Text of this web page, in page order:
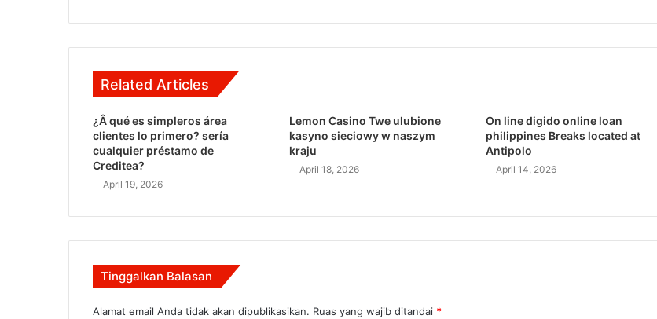
Related Articles
¿Â qué es simpleros área
clientes lo primero? serí­a
cualquier préstamo de
Creditea?
April 19, 2026
Lemon Casino Twe ulubione
kasyno sieciowy w naszym
kraju
April 18, 2026
On line digido online loan
philippines Breaks located at
Antipolo
April 14, 2026
Tinggalkan Balasan
Alamat email Anda tidak akan dipublikasikan. Ruas yang wajib ditandai *